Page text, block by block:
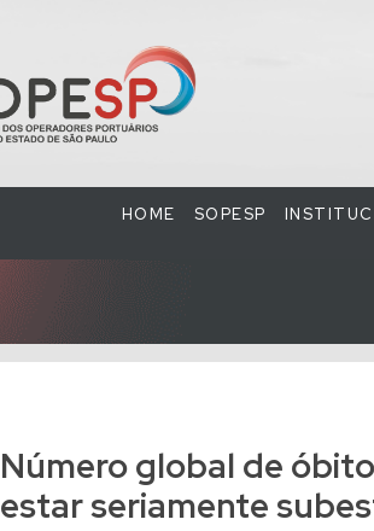
HOME SOPESP
Número global de
estar seriamente